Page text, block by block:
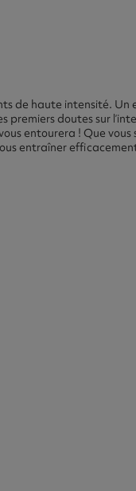
de haute intensité.
doutes sur
entourera ! Que vous
entraîner